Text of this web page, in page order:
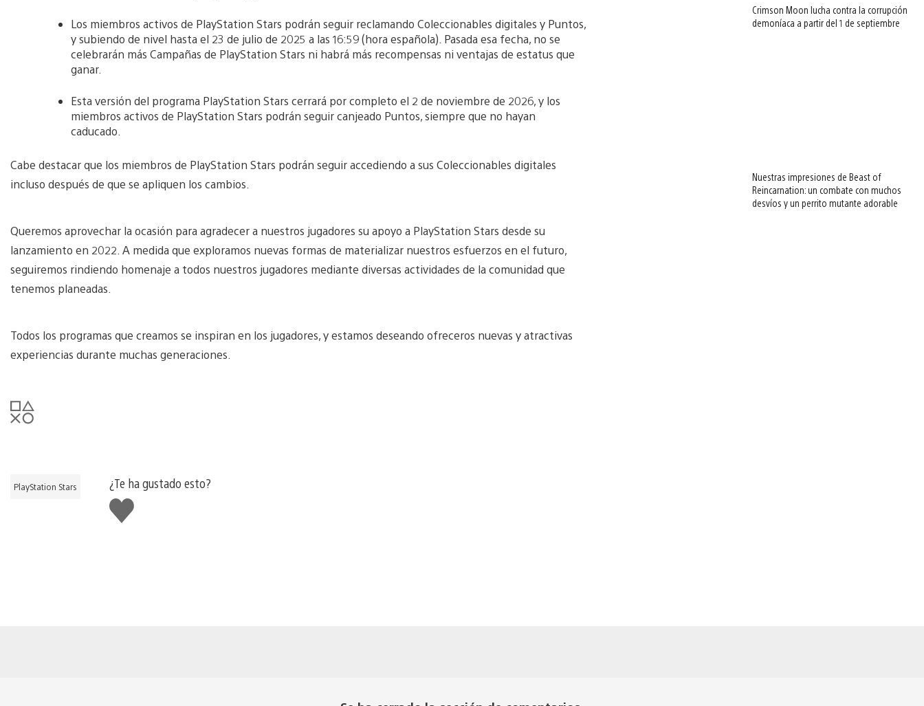
Los miembros activos de PlayStation Stars podrán seguir reclamando Coleccionables digitales y Puntos,
y subiendo de nivel hasta el 23 de julio de 2025 a las 16:59 (hora española). Pasada esa fecha, no se
celebrarán más Campañas de PlayStation Stars ni habrá más recompensas ni ventajas de estatus que
ganar.
Esta versión del programa PlayStation Stars cerrará por completo el 2 de noviembre de 2026, y los
miembros activos de PlayStation Stars podrán seguir canjeado Puntos, siempre que no hayan
caducado.
Cabe destacar que los miembros de PlayStation Stars podrán seguir accediendo a sus Coleccionables digitales
incluso después de que se apliquen los cambios.
Queremos aprovechar la ocasión para agradecer a nuestros jugadores su apoyo a PlayStation Stars desde su
lanzamiento en 2022. A medida que exploramos nuevas formas de materializar nuestros esfuerzos en el futuro,
seguiremos rindiendo homenaje a todos nuestros jugadores mediante diversas actividades de la comunidad que
tenemos planeadas.
Todos los programas que creamos se inspiran en los jugadores, y estamos deseando ofreceros nuevas y atractivas
experiencias durante muchas generaciones.
PlayStation Stars
¿Te ha gustado esto?
Me
gusta
esto
Crimson Moon lucha contra la corrupción
demoníaca a partir del 1 de septiembre
Nuestras impresiones de Beast of
Reincarnation: un combate con muchos
desvíos y un perrito mutante adorable